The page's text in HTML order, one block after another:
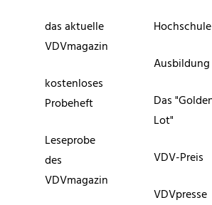
das aktuelle
VDVmagazin
kostenloses
Probeheft
Leseprobe
des
VDVmagazin
Ausbildung
Das
Lot"
VDV-Preis
VDVpresse